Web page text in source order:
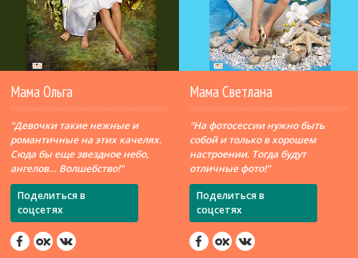
Мама Ольга
"Девочки такие нежные и
романтичные на этих качелях.
Сюда бы еще звездное небо,
ангелов… Волшебство!"
Поделиться в
соцсетях
Мама Светлана
"На фотосессии нужно быть
собой и только в хорошем
настроении. Тогда будут
отличные фото!"
Поделиться в
соцсетях